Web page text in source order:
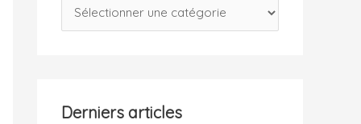
h
a
Derniers articles